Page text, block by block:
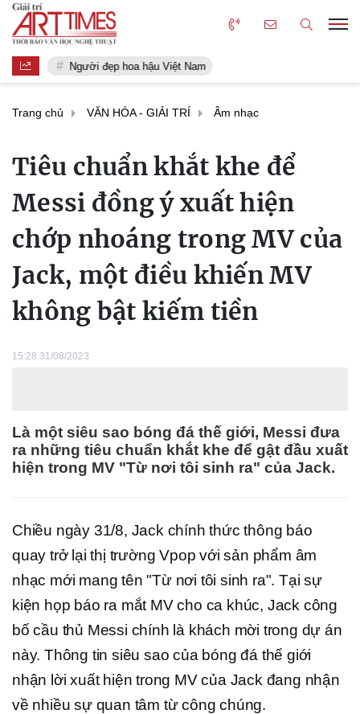
Người đẹp hoa hậu Việt Nam
Trang chủ VĂN HÓA - GIẢI TRÍ Âm nhạc
Tiêu chuẩn khắt khe để
Messi đồng ý xuất hiện
chớp nhoáng trong MV của
Jack, một điều khiến MV
không bật kiếm tiền
15:28 31/08/2023
Là một siêu sao bóng đá thế giới, Messi đưa
ra những tiêu chuẩn khắt khe để gật đầu xuất
hiện trong MV "Từ nơi tôi sinh ra" của Jack.
Chiều ngày 31/8, Jack chính thức thông báo
quay trở lại thị trường Vpop với sản phẩm âm
nhạc mới mang tên "Từ nơi tôi sinh ra". Tại sự
kiện họp báo ra mắt MV cho ca khúc, Jack công
bố cầu thủ Messi chính là khách mời trong dự án
này. Thông tin siêu sao của bóng đá thế giới
nhận lời xuất hiện trong MV của Jack đang nhận
về nhiều sự quan tâm từ công chúng.